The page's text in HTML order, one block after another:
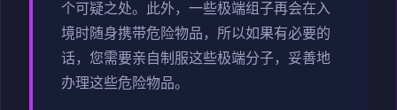
个可疑之处。此外，一些极端组子再会在入
境时随身携带危险物品，所以如果有必要的
话，您需要亲自制服这些极端分子，妥善地
办理这些危险物品。